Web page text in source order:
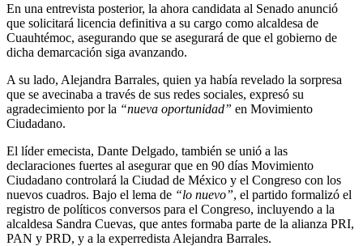
En una entrevista posterior, la ahora candidata al Senado anunció
que solicitará licencia definitiva a su cargo como alcaldesa de
Cuauhtémoc, asegurando que se asegurará de que el gobierno de
dicha demarcación siga avanzando.
A su lado, Alejandra Barrales, quien ya había revelado la sorpresa
que se avecinaba a través de sus redes sociales, expresó su
agradecimiento por la “nueva oportunidad” en Movimiento
Ciudadano.
El líder emecista, Dante Delgado, también se unió a las
declaraciones fuertes al asegurar que en 90 días Movimiento
Ciudadano controlará la Ciudad de México y el Congreso con los
nuevos cuadros. Bajo el lema de “lo nuevo”, el partido formalizó el
registro de políticos conversos para el Congreso, incluyendo a la
alcaldesa Sandra Cuevas, que antes formaba parte de la alianza PRI,
PAN y PRD, y a la experredista Alejandra Barrales.